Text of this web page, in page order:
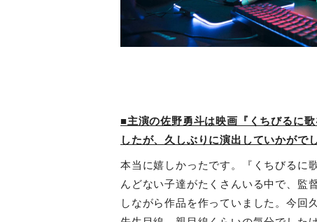
■主演の佐野勇斗は映画『くちびるに
したが、久しぶりに演出していかがで
本当に嬉しかったです。『くちびるに
んどない子達がたくさんいる中で、監
しながら作品を作っていました。今回